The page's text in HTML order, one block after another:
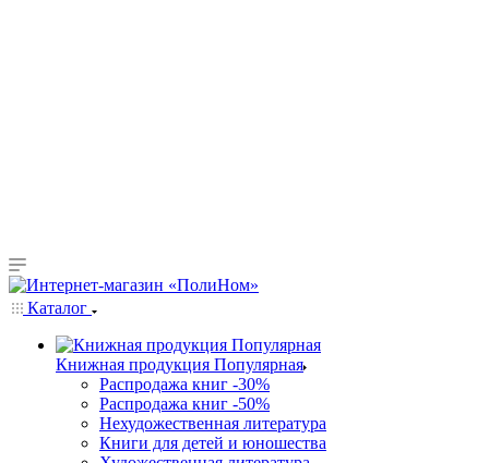
Каталог
Книжная продукция Популярная
Распродажа книг -30%
Распродажа книг -50%
Нехудожественная литература
Книги для детей и юношества